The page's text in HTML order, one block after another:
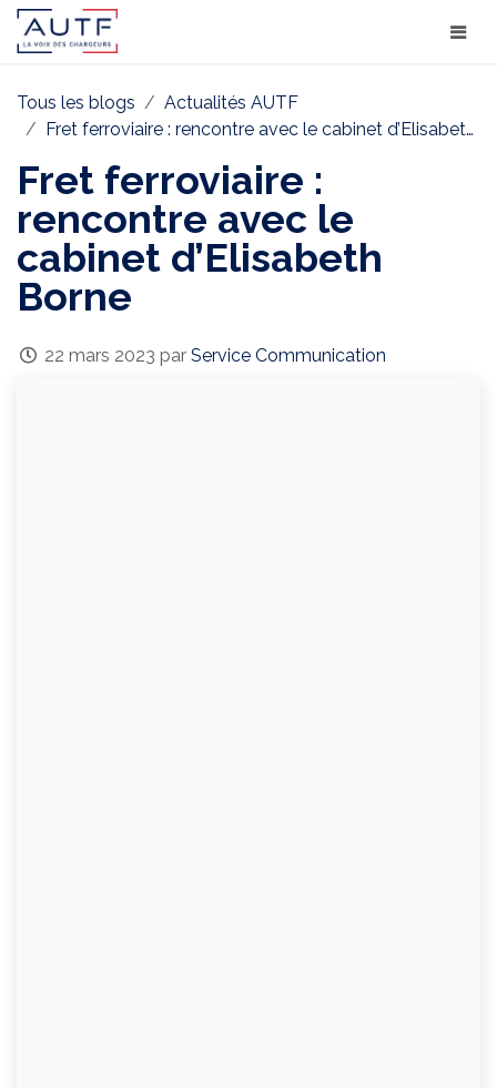
Tous les blogs
Actualités AUTF
Fret ferroviaire : rencontre avec le cabinet d’Elisabeth Borne
Fret ferroviaire :
rencontre avec le
cabinet d’Elisabeth
Borne
22 mars 2023 par Service Communication